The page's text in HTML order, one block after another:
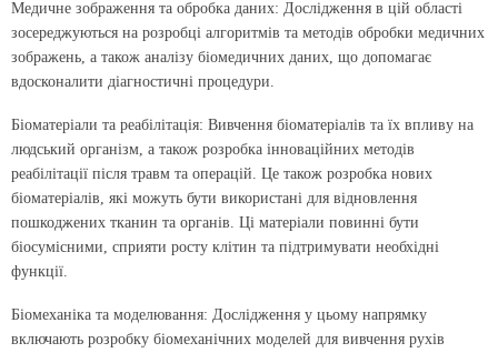
Медичне зображення та обробка даних: Дослідження в цій області
зосереджуються на розробці алгоритмів та методів обробки медичних
зображень, а також аналізу біомедичних даних, що допомагає
вдосконалити діагностичні процедури.
Біоматеріали та реабілітація: Вивчення біоматеріалів та їх впливу на
людський організм, а також розробка інноваційних методів
реабілітації після травм та операцій. Це також розробка нових
біоматеріалів, які можуть бути використані для відновлення
пошкоджених тканин та органів. Ці матеріали повинні бути
біосумісними, сприяти росту клітин та підтримувати необхідні
функції.
Біомеханіка та моделювання: Дослідження у цьому напрямку
включають розробку біомеханічних моделей для вивчення рухів